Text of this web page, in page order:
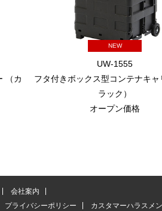
（カ
NEW
UW-1555
フタ付きボックス型コンテナキャ
ラック）
オープン価格
会社案内
プライバシーポリシー カスタマーハラスメ